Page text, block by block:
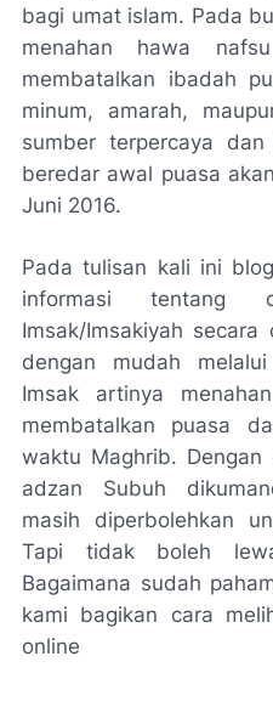
bagi umat islam. Pada
menahan hawa
membatalkan ibadah
minum, amarah,
sumber terpercaya
beredar awal puasa
Juni 2016.
Pada tulisan kali ini
informasi tentang
Imsak/Imsakiyah
dengan mudah
Imsak artinya
membatalkan puasa
waktu Maghrib.
adzan Subuh
masih diperbolehkan
Tapi tidak boleh
Bagaimana sudah
kami bagikan cara
online